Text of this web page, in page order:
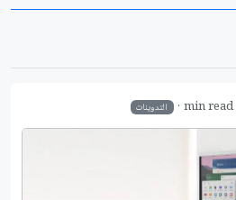
التدوينات